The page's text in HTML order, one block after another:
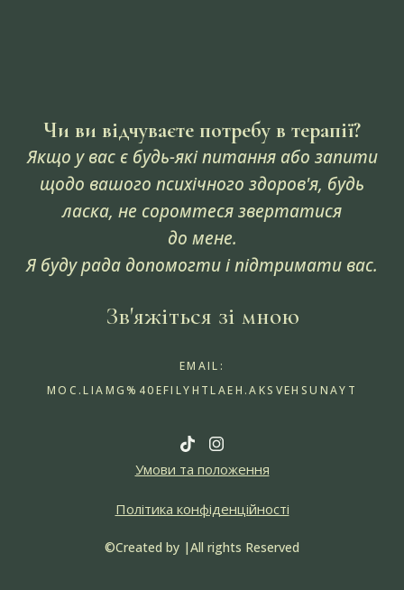
Чи ви відчуваєте потребу в терапії?
Якщо у вас є будь-які питання або запити
щодо вашого психічного здоров'я, будь
ласка, не соромтеся звертатися
до мене.
Я буду рада допомогти і підтримати вас.
Зв'яжіться зі мною
EMAIL:
MOC.LIAMG%40EFILYHTLAEH.AKSVEHSUNAYT
Умови та положення
Політика конфіденційності
©Created by |All rights Reserved